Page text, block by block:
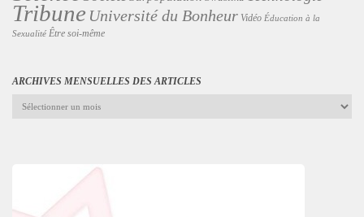
Tribune Université du Bonheur Vidéo Éducation à la
Sexualité Être soi-même
ARCHIVES MENSUELLES DES ARTICLES
Archives